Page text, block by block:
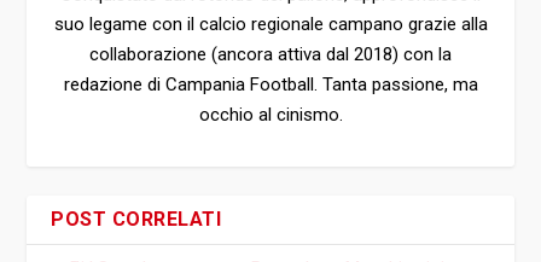
suo legame con il calcio regionale campano grazie alla
collaborazione (ancora attiva dal 2018) con la
redazione di Campania Football. Tanta passione, ma
occhio al cinismo.
POST CORRELATI